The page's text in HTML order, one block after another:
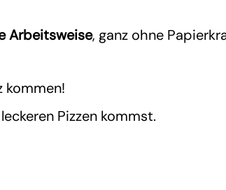
Arbeitsweise, ganz ohne
kommen!
Pizzen kommst.